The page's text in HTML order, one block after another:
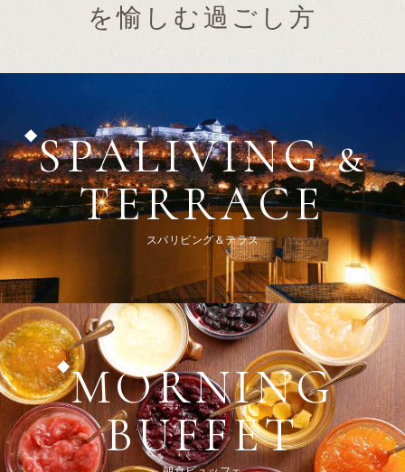
を愉しむ過ごし方
SPALIVING &
TERRACE
スパリビング＆テラス
MORNING
BUFFET